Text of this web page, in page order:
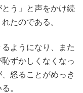
う」と声をかけ続
たのである。
ようになり、また
ずかしくなくなっ
怒ることがめっき
。